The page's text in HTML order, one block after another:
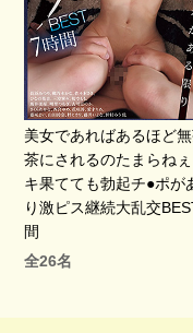
美女であればあるほど
茶にされるのたまらね
キ果てても勃起チ●ポが
り激ピス継続大乱交
間
全26名